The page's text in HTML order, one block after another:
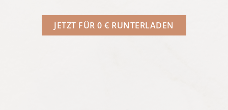
JETZT FÜR 0 € RUNTERLADEN